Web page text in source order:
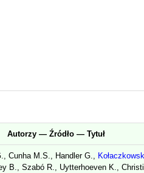
Autorzy — Źródło — Tytuł
Cunha M.S., Handler G.,
B., Szabó R., Uytterhoeven K.,